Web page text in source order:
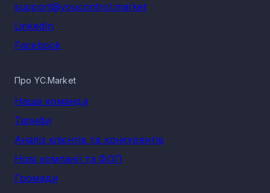
Миколаївська область - 179
Розмір ринку за виторгом по КВЕД 52.21
Обслуговування наземного транспорту
транспорту напрямку Транспорт і логістика за 2025 рік
становить 9 409 126 600 грн, що відображає економічну
активність сегмента.
support@youcontrol.market
LinkedIn
Facebook
Про YC.Market
Наша команда
Тарифи
Аналіз клієнтів та конкурентів
Нові компанії та ФОП
Громади